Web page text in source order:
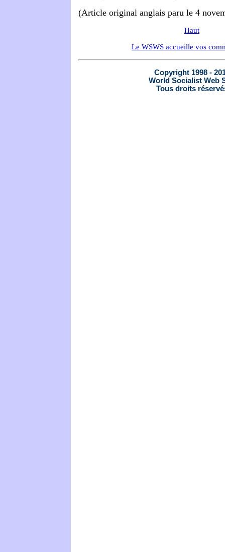
(Article original anglais paru le 4
Haut
Le WSWS accueille vos
Copyright 1998 -
World Socialist Web
Tous droits